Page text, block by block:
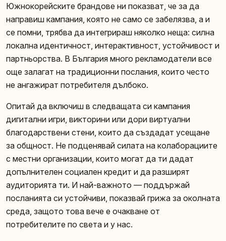
Южнокорейските брандове ни показват, че за да
направиш кампания, която не само се забелязва, а и
се помни, трябва да интегрираш няколко неща: силна
локална идентичност, интерактивност, устойчивост и
партньорства. В България много рекламодатели все
още залагат на традиционни послания, които често
не ангажират потребителя дълбоко.
Опитай да включиш в следващата си кампания
дигитални игри, викторини или дори виртуални
благодарствени стени, които да създадат усещане
за общност. Не подценявай силата на колаборациите
с местни организации, които могат да ти дадат
допълнителен социален кредит и да разширят
аудиторията ти. И най-важното — поддържай
посланията си устойчиви, показвай грижа за околната
среда, защото това вече е очакване от
потребителите по света и у нас.